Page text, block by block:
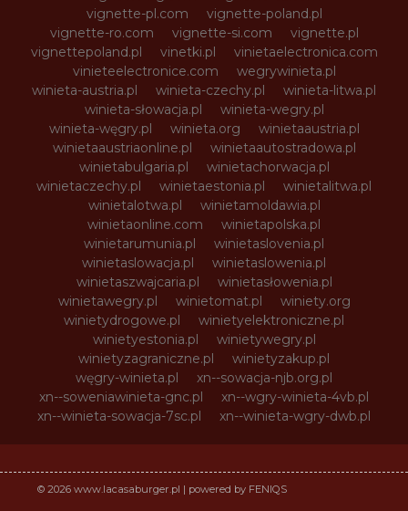
vignette-pl.com
vignette-poland.pl
vignette-ro.com
vignette-si.com
vignette.pl
vignettepoland.pl
vinetki.pl
vinietaelectronica.com
vinieteelectronice.com
wegrywinieta.pl
winieta-austria.pl
winieta-czechy.pl
winieta-litwa.pl
winieta-słowacja.pl
winieta-wegry.pl
winieta-węgry.pl
winieta.org
winietaaustria.pl
winietaaustriaonline.pl
winietaautostradowa.pl
winietabulgaria.pl
winietachorwacja.pl
winietaczechy.pl
winietaestonia.pl
winietalitwa.pl
winietalotwa.pl
winietamoldawia.pl
winietaonline.com
winietapolska.pl
winietarumunia.pl
winietaslovenia.pl
winietaslowacja.pl
winietaslowenia.pl
winietaszwajcaria.pl
winietasłowenia.pl
winietawegry.pl
winietomat.pl
winiety.org
winietydrogowe.pl
winietyelektroniczne.pl
winietyestonia.pl
winietywegry.pl
winietyzagraniczne.pl
winietyzakup.pl
węgry-winieta.pl
xn--sowacja-njb.org.pl
xn--soweniawinieta-gnc.pl
xn--wgry-winieta-4vb.pl
xn--winieta-sowacja-7sc.pl
xn--winieta-wgry-dwb.pl
© 2026 www.lacasaburger.pl | powered by FENIQS